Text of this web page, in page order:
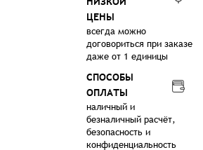
ЦЕНЫ
всегда можно
договориться при заказе
даже от 1 единицы
СПОСОБЫ
ОПЛАТЫ
наличный и
безналичный расчёт,
безопасность и
конфиденциальность